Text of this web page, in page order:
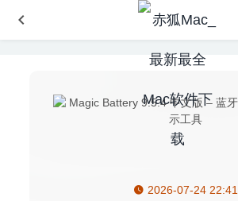
2026-07-24 22:41
Grids 6.0.3 for Mac中文版-Instagram可